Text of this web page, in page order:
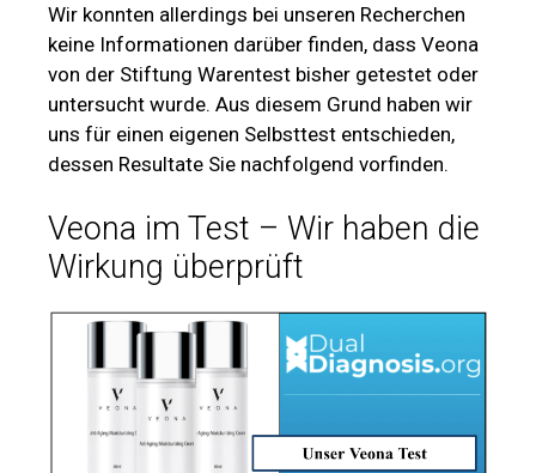
Wir konnten allerdings bei unseren Recherchen
keine Informationen darüber finden, dass Veona
von der Stiftung Warentest bisher getestet oder
untersucht wurde. Aus diesem Grund haben wir
uns für einen eigenen Selbsttest entschieden,
dessen Resultate Sie nachfolgend vorfinden.
Veona im Test – Wir haben die
Wirkung überprüft